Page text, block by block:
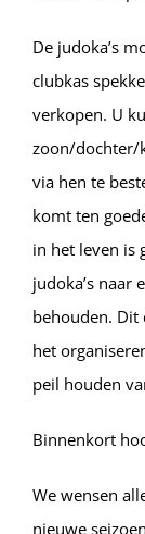
De judoka’s
clubkas
verkopen. U
zoon/dochter/
via hen te
komt ten
in het leven is
judoka’s naar
behouden. Dit
het
peil houden
Binnenkort
We wensen
nieuwe